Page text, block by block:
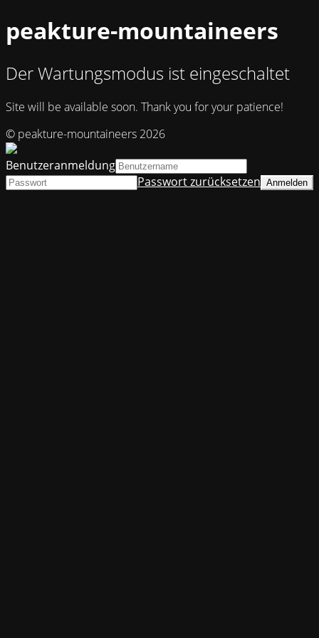
peakture-mountaineers
Der Wartungsmodus ist eingeschaltet
Site will be available soon. Thank you for your patience!
© peakture-mountaineers 2026
Benutzeranmeldung
Passwort zurücksetzen